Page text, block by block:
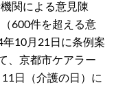
関による意見陳
600件を超える意
10月21日に条例案
、京都市ケアラー
日（介護の日）に